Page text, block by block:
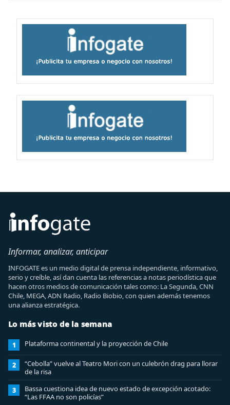
Informar, analizar, anticipar
INFOGATE es un medio digital de prensa independiente, informativo,
serio y creíble, así dan cuenta las referencias a notas periodística que
hacen otros medios de comunicación tales como: La Segunda, CNN
Chile, MEGA, ADN Radio, Radio Biobio, con quien además tenemos
una alianza estratégica.
Lo más visto de la semana
1 Plataforma continental y la proyección de Chile
2
“Cebolla” vuelve al Teatro Mori con un culebrón drag para llorar
de la risa
3
Bassa cuestiona idea de nuevo estado de excepción acotado:
“Las FFAA no son policías”